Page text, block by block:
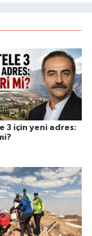
3 için yeni adres: